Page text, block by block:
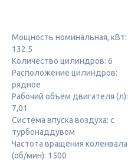
Мощность номинальная, кВт:
132.5
Количество цилиндров: 6
Расположение цилиндров:
рядное
Рабочий объём двигателя (л):
7,01
Система впуска воздуха: с
турбонаддувом
Частота вращения коленвала
(об/мин): 1500